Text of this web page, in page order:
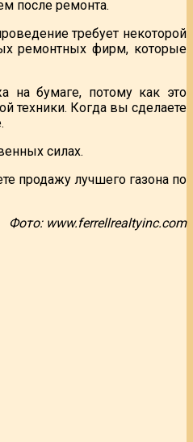
после ремонта.
требует некоторой
ремонтных фирм, которые
на бумаге, потому как это
техники. Когда вы сделаете
силах.
продажу лучшего газона по
Фото: www.ferrellrealtyinc.com